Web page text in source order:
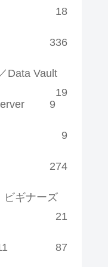
18
336
Data Vault
19
9
9
274
ギナーズ
21
87